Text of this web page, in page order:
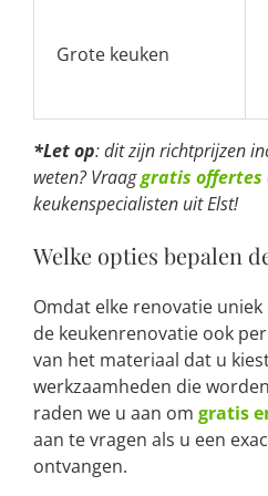
Grote keuken
*Let op: dit zijn richtprijzen
weten? Vraaggratis offertes
keukenspecialisten uit Elst!
Welke opties bepalen
Omdat elke renovatie
de keukenrenovatie ook
van het materiaal dat u
werkzaamheden die
raden we u aan om gratis
aan te vragen als u een
ontvangen.